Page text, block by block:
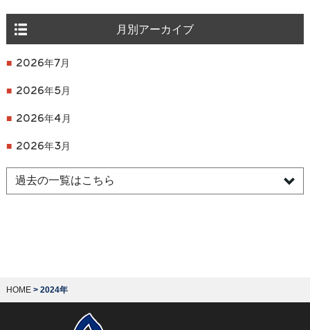
月別アーカイブ
2026年7月
2026年5月
2026年4月
2026年3月
HOME> 2024年